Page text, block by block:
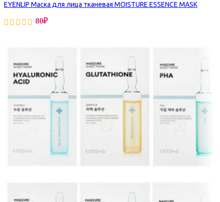
EYENLIP Маска для лица тканевая MOISTURE ESSENCE MASK
80₽